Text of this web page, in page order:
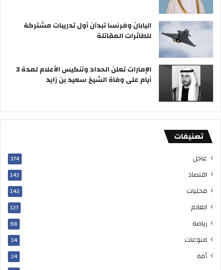
ا
ل
م
ر
ا
ت
اليابان وفرنسا تبدآن أول تدريبات مشتركة
للطائرات المقاتلة
الإمارات تعلن الحداد وتنكيس الأعلام لمدة 3
أيام على وفاة الشيخ سعيد بن زايد
تصنيفات
عاجل 374
اقتصاد 143
محليات 142
العالم 137
رياضة 68
منوعات 34
أمة 34